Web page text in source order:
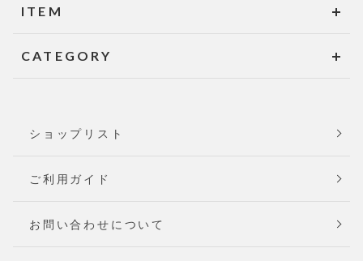
ITEM
CATEGORY
ショップリスト
ご利用ガイド
お問い合わせについて